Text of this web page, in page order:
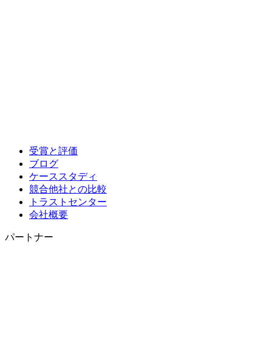
受賞と評価
ブログ
ケーススタディ
競合他社との比較
トラストセンター
会社概要
パートナー